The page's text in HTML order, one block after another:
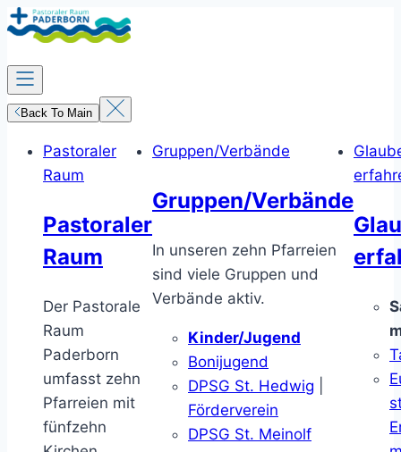
Zum
Inhalt
springen
Back To Main
Pastoraler
Raum
Pastoraler
Raum
Der Pastorale
Raum
Paderborn
umfasst zehn
Pfarreien mit
fünfzehn
Gruppen/Verbände
Gruppen/Verbände
In unseren zehn Pfarreien
sind viele Gruppen und
Verbände aktiv.
Kinder/Jugend
Bonijugend
DPSG St. Hedwig
Förderverein
DPSG St. Meinolf